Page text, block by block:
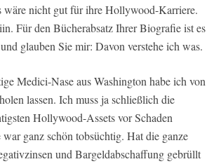
wäre nicht gut für ihre Hollywood-Karriere.
Für den Bücherabsatz Ihrer Biografie ist es
glauben Sie mir: Davon verstehe ich was.
Medici-Nase aus Washington habe ich von
lassen. Ich muss ja schließlich die
Hollywood-Assets vor Schaden
ganz schön tobsüchtig. Hat die ganze
und Bargeldabschaffung gebrüllt